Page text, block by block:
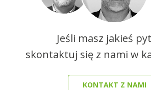
Jeśli masz jakieś
skontaktuj się z nami w
KONTAKT Z NAMI